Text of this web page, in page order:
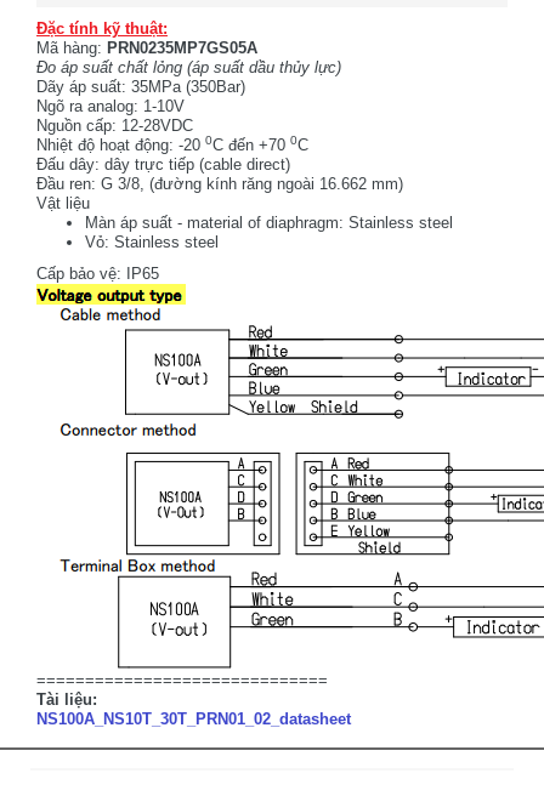
Đặc tính kỹ thuật:
Mã hàng: PRN0235MP7GS05A
Đo áp suất chất lỏng (áp suất dầu thủy lực)
Dãy áp suất: 35MPa (350Bar)
Ngõ ra analog: 1-10V
Nguồn cấp: 12-28VDC
Nhiệt độ hoạt động: -20 0C đến +70 0C
Đấu dây: dây trực tiếp (cable direct)
Đầu ren: G 3/8, (đường kính răng ngoài 16.662 mm)
Vật liệu
Màn áp suất - material of diaphragm: Stainless steel
Vỏ: Stainless steel
Cấp bảo vệ: IP65
==============================
Tài liệu:
NS100A_NS10T_30T_PRN01_02_datasheet